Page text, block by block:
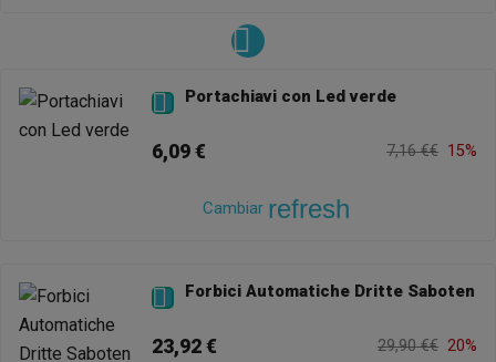
 Portachiavi con Led verde
6,09 € 7,16 €€ 15%
Cambiar refresh
 Forbici Automatiche Dritte Saboten
23,92 € 29,90 €€ 20%